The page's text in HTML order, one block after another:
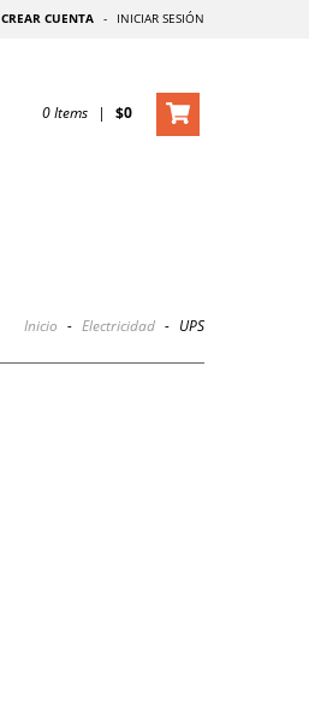
CREAR CUENTA - INICIAR SESIÓN
0Items | $0
Inicio - Electricidad - UPS